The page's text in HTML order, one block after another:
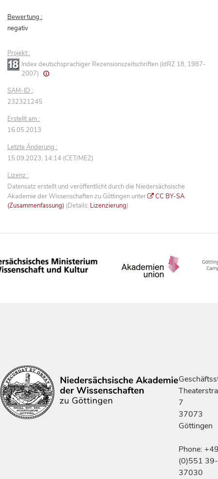
Bewertung :
negativ
Projekt :
Index deutschsprachiger Rezensionszeitschriften (IdRZ 18, 1987-
2007)
SAM-ID :
232321245
Erstellt am :
16.05.2013
Letzte Änderung :
15.09.2023, 14:14 (CET/MEZ)
Lizenz :
Datensatz erstellt und veröffentlicht durch die Niedersächsische
Akademie der Wissenschaften zu Göttingen unter
CC BY-SA
(Zusammenfassung) (Details: Lizenzierung)
7
37073
Göttingen
Phone:
(0)551 39-
37030